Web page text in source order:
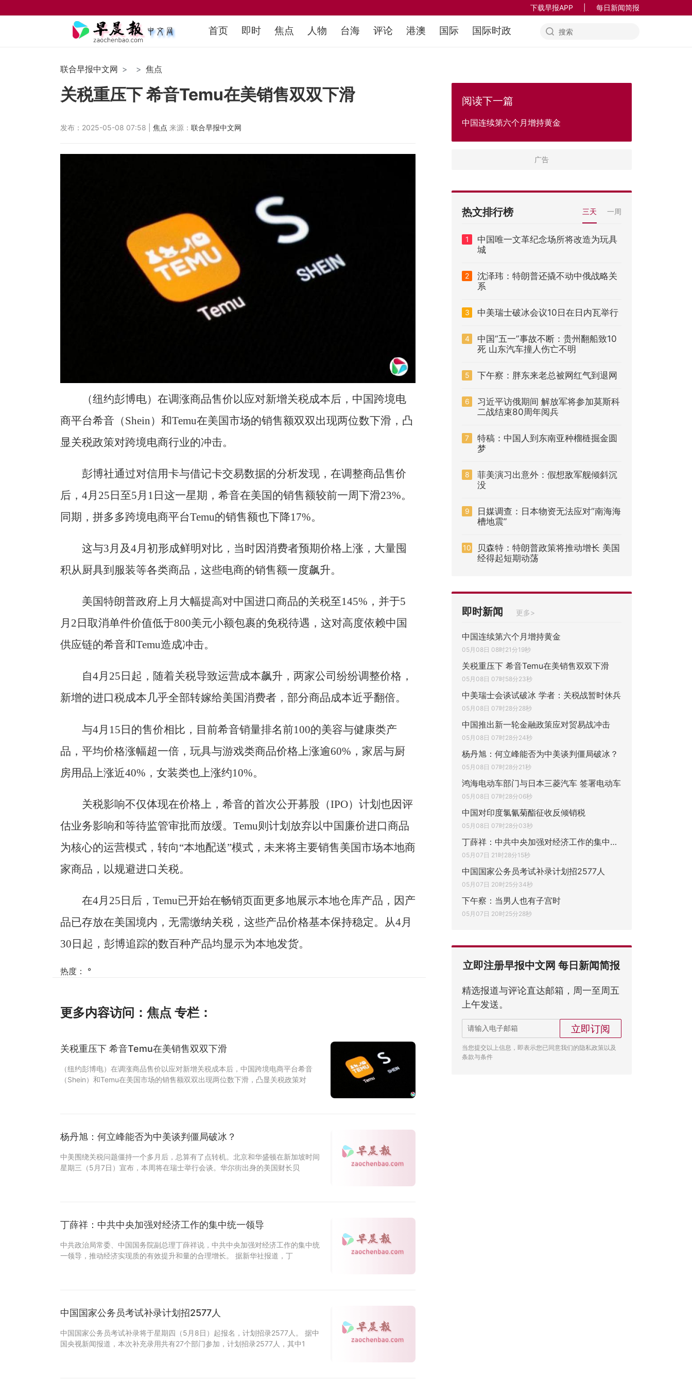
下载早报APP 每日新闻简报
首页 即时 焦点 人物 台海 评论 港澳 国际 国际时政
联合早报中文网 焦点
关税重压下 希音Temu在美销售双双下滑
发布：2025-05-08 07:58 | 焦点 来源： 联合早报中文网
（纽约彭博电）在调涨商品售价以应对新增关税成本后，中国跨境电
商平台希音（Shein）和Temu在美国市场的销售额双双出现两位数下滑，凸
显关税政策对跨境电商行业的冲击。
彭博社通过对信用卡与借记卡交易数据的分析发现，在调整商品售价
后，4月25日至5月1日这一星期，希音在美国的销售额较前一周下滑23%。
同期，拼多多跨境电商平台Temu的销售额也下降17%。
这与3月及4月初形成鲜明对比，当时因消费者预期价格上涨，大量囤
积从厨具到服装等各类商品，这些电商的销售额一度飙升。
美国特朗普政府上月大幅提高对中国进口商品的关税至145%，并于5
月2日取消单件价值低于800美元小额包裹的免税待遇，这对高度依赖中国
供应链的希音和Temu造成冲击。
自4月25日起，随着关税导致运营成本飙升，两家公司纷纷调整价格，
新增的进口税成本几乎全部转嫁给美国消费者，部分商品成本近乎翻倍。
与4月15日的售价相比，目前希音销量排名前100的美容与健康类产
品，平均价格涨幅超一倍，玩具与游戏类商品价格上涨逾60%，家居与厨
房用品上涨近40%，女装类也上涨约10%。
关税影响不仅体现在价格上，希音的首次公开募股（IPO）计划也因评
估业务影响和等待监管审批而放缓。Temu则计划放弃以中国廉价进口商品
为核心的运营模式，转向“本地配送”模式，未来将主要销售美国市场本地商
家商品，以规避进口关税。
在4月25日后，Temu已开始在畅销页面更多地展示本地仓库产品，因产
品已存放在美国境内，无需缴纳关税，这些产品价格基本保持稳定。从4月
30日起，彭博追踪的数百种产品均显示为本地发货。
热度： °
更多内容访问： 焦点 专栏：
关税重压下 希音Temu在美销售双双下滑
（纽约彭博电）在调涨商品售价以应对新增关税成本后，中国跨境电商平台希音
（Shein）和Temu在美国市场的销售额双双出现两位数下滑，凸显关税政策对
杨丹旭：何立峰能否为中美谈判僵局破冰？
中美围绕关税问题僵持一个多月后，总算有了点转机。北京和华盛顿在新加坡时间
星期三（5月7日）宣布，本周将在瑞士举行会谈。华尔街出身的美国财长贝
丁薛祥：中共中央加强对经济工作的集中统一领导
中共政治局常委、中国国务院副总理丁薛祥说，中共中央加强对经济工作的集中统
一领导，推动经济实现质的有效提升和量的合理增长。 据新华社报道，丁
中国国家公务员考试补录计划招2577人
中国国家公务员考试补录将于星期四（5月8日）起报名，计划招录2577人。 据中
国央视新闻报道，本次补充录用共有27个部门参加，计划招录2577人，其中1
阅读下一篇
中国连续第六个月增持黄金
热文排行榜 三天 一周
1
中国唯一文革纪念场所将改造为玩具
城
2
沈泽玮：特朗普还撬不动中俄战略关
系
3 中美瑞士破冰会议10日在日内瓦举行
4
中国“五一”事故不断：贵州翻船致10
死 山东汽车撞人伤亡不明
5 下午察：胖东来老总被网红气到退网
6
习近平访俄期间 解放军将参加莫斯科
二战结束80周年阅兵
7
特稿：中国人到东南亚种榴梿掘金圆
梦
8
菲美演习出意外：假想敌军舰倾斜沉
没
9
日媒调查：日本物资无法应对“南海海
槽地震”
10
贝森特：特朗普政策将推动增长 美国
经得起短期动荡
即时新闻 更多>
中国连续第六个月增持黄金
05月08日 08时21分19秒
关税重压下 希音Temu在美销售双双下滑
05月08日 07时58分23秒
中美瑞士会谈试破冰 学者：关税战暂时休兵
05月08日 07时28分28秒
中国推出新一轮金融政策应对贸易战冲击
05月08日 07时28分24秒
杨丹旭：何立峰能否为中美谈判僵局破冰？
05月08日 07时28分21秒
鸿海电动车部门与日本三菱汽车 签署电动车
05月08日 07时28分06秒
中国对印度氯氰菊酯征收反倾销税
05月08日 07时28分03秒
丁薛祥：中共中央加强对经济工作的集中统一
05月07日 21时28分15秒
中国国家公务员考试补录计划招2577人
05月07日 20时25分34秒
下午察：当男人也有子宫时
05月07日 20时25分28秒
立即注册早报中文网 每日新闻简报
精选报道与评论直达邮箱，周一至周五
上午发送。
立即订阅
当您提交以上信息，即表示您已同意我们的隐私政策以及
条款与条件